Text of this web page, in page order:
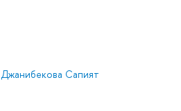
Джанибекова Сапият